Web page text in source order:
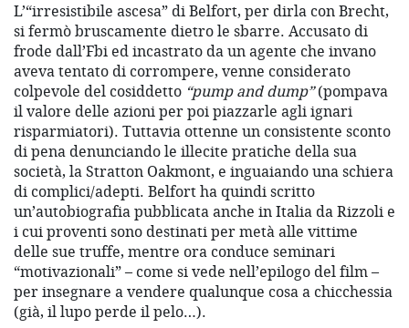
L’“irresistibile ascesa” di Belfort, per dirla con Brecht,
si fermò bruscamente dietro le sbarre. Accusato di
frode dall’Fbi ed incastrato da un agente che invano
aveva tentato di corrompere, venne considerato
colpevole del cosiddetto “pump and dump”(pompava
il valore delle azioni per poi piazzarle agli ignari
risparmiatori). Tuttavia ottenne un consistente sconto
di pena denunciando le illecite pratiche della sua
società, la Stratton Oakmont, e inguaiando una schiera
di complici/adepti. Belfort ha quindi scritto
un’autobiografia pubblicata anche in Italia da Rizzoli e
i cui proventi sono destinati per metà alle vittime
delle sue truffe, mentre ora conduce seminari
“motivazionali” – come si vede nell’epilogo del film –
per insegnare a vendere qualunque cosa a chicchessia
(già, il lupo perde il pelo…).